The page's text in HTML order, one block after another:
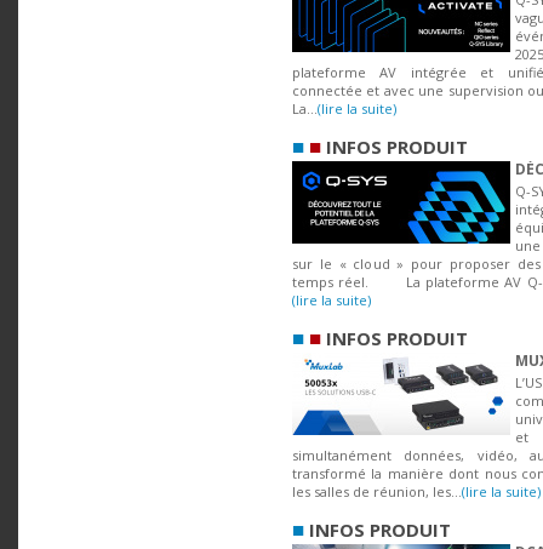
plateforme AV intégrée et
connectée et avec une supervision
La... (lire la suite)
■ ■ INFOS PRODUIT
Q-
sur le « cloud » pour proposer
temps réel. La plateforme AV Q-
(lire la suite)
■ ■ INFOS PRODUIT
et
simultanément données, vidéo,
transformé la manière dont nous
les salles de réunion, les... (lire la suite)
■ INFOS PRODUIT